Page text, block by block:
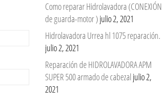
Como reparar Hidrolavadora (CONEXIÓN
de guarda-motor ) julio 2, 2021
Hidrolavadora Urrea hl 1075 reparación.
julio 2, 2021
Reparación de HIDROLAVADORA APM
SUPER 500 armado de cabezal julio 2,
2021